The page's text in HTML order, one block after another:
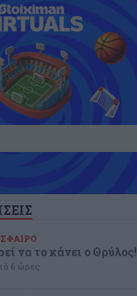
να το κάνει ο Θρύλος!
6 ώρες